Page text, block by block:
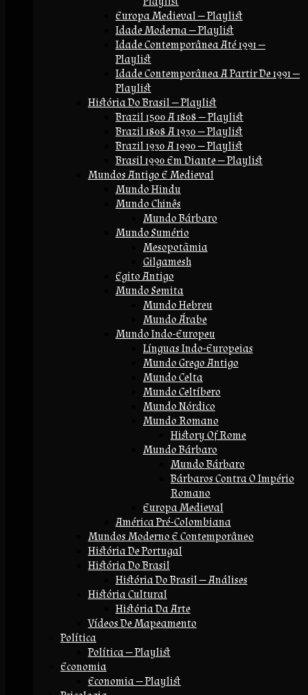
Europa Medieval — Playlist
Idade Moderna — Playlist
Idade Contemporânea Até 1991 —
Playlist
Idade Contemporânea A Partir De 1991 —
Playlist
História Do Brasil — Playlist
Brazil 1500 A 1808 — Playlist
Brazil 1808 A 1930 — Playlist
Brazil 1930 A 1990 — Playlist
Brasil 1990 Em Diante — Playlist
Mundos Antigo E Medieval
Mundo Hindu
Mundo Chinês
Mundo Bárbaro
Mundo Sumério
Mesopotãmia
Gilgamesh
Egito Antigo
Mundo Semita
Mundo Hebreu
Mundo Árabe
Mundo Indo-Europeu
Línguas Indo-Europeias
Mundo Grego Antigo
Mundo Celta
Mundo Celtíbero
Mundo Nórdico
Mundo Romano
History Of Rome
Mundo Bárbaro
Mundo Bárbaro
Bárbaros Contra O Império
Romano
Europa Medieval
América Pré-Colombiana
Mundos Moderno E Contemporâneo
História De Portugal
História Do Brasil
História Do Brasil — Análises
História Cultural
História Da Arte
Vídeos De Mapeamento
Política
Política — Playlist
Economia
Economia — Playlist